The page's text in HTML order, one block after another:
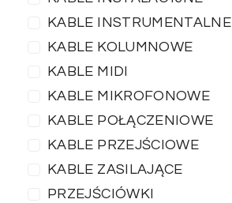
KABLE INSTRUMENTALNE
KABLE KOLUMNOWE
KABLE MIDI
KABLE MIKROFONOWE
KABLE POŁĄCZENIOWE
KABLE PRZEJŚCIOWE
KABLE ZASILAJĄCE
PRZEJŚCIÓWKI